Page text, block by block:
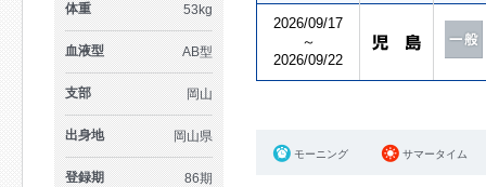
体重 53kg
血液型 AB型
支部 岡山
出身地 岡山県
登録期 86期
2026/09/17
～
2026/09/22
モーニング サマータイム